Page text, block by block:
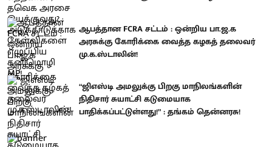
ஆபத்தான FCRA சட்டம் : ஒன்றிய பா.ஜ.க
அரசுக்கு கோரிக்கை வைத்த கழகத் தலைவர்
மு.க.ஸ்டாலின்!
“ஜிஎஸ்டி அமலுக்கு பிறகு மாநிலங்களின்
நிதிசார் சுயாட்சி கடுமையாக
பாதிக்கப்பட்டுள்ளது!” : தங்கம் தென்னரசு!